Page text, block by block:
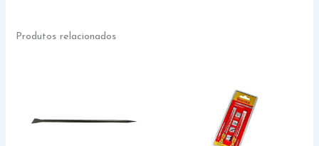
Produtos relacionados